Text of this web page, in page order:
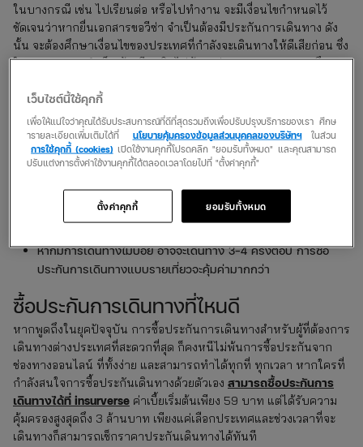
ในบางกรณี เช่น ไปเรียนต่อ หรือไปทำงาน จะมีเงื่อนไขกำหนดไว้
ชัดเจนว่าหากยื่นเอกสารขอวีซ่า จำเป็นต้องมีประกันการเดินทาง ดัง
นั้น จะต้องศึกษาเงื่อนไขของประเทศที่กำลังจะเดินทางให้ดีเสียก่อน ซึ่ง
ในบางประเทศจำเป็นต้องมีวงเงินไม่น้อยกว่า 1,500,000 บาท จึงจะ
ซื้อประกันการเดินทางให้เหมาะสม
ประกันการเดินทางมีให้เลือกหลายแบบ ทั้งแบบรายปีและรายเที่ยว
หากมีการเดินทางบ่อย หรือเดินทางหลายครั้งต่อปี การซื้อประกัน
หากมีการเดินทางไม่บ่อย อาจจะเดินทาง 3-4 ครั้งต่อปี การซื้อ
ประกันการเดินทางแบบรายเที่ยวจะคุ้มค่ามากกว่า
ซื้อประกันการเดินทางที่ไหนดี
หากพูดถึงในยุคปัจจุบัน การซื้อประกันการเดินทางสำหรับผู้ที่ต้องการ
เดินทางต่างประเทศที่สะดวกที่สุด ก็คงหนีไม่พ้นการซื้อประกันจาก
ช่องทางออนไลน์ ที่ทั้งง่าย และสามารถทำได้ทุกที่ ทุกเวลา หากใครที่
กำลังสนใจการซื้อประกันเดินทางด้วยตัวเอง สามารถซื้อประกันการ
เดินทางได้ที่ insurverse ค่าเบี้ยเริ่มต้นเพียง 59 บาท แต่ได้รับความ
คุ้มครองสูงสุดถึง 3 ล้านบาท เพียงแค่เลือกประเทศและช่วงเวลาที่จะ
เดินทางก็สามารถเช็กราคาประกันเดินทางได้ทันที
เว็บไซต์นี้ใช้คุกกี้
เพื่อให้แน่ใจว่าคุณได้รับประสบการณ์ที่ดีที่สุดรวมถึงเพื่อปรับปรุงบริการของเรา ศึกษ
ารายละเอียดเพิ่มเติมได้ที่
นโยบายคุ้มครองข้อมูลส่วนบุคคลของบริษัทฯในส่วน
การใช้คุกกี้ (cookies) เปิดใช้งานคุกกี้โปรดคลิก "ยอมรับทั้งหมด" และคุณสามารถ
ปรับแต่งการตั้งค่าใช้งานคุกกี้ได้ตลอดเวลาโดยไปที่ "ตั้งค่าคุกกี้"
ยอมรับทั้งหมด
ตั้งค่าคุกกี้